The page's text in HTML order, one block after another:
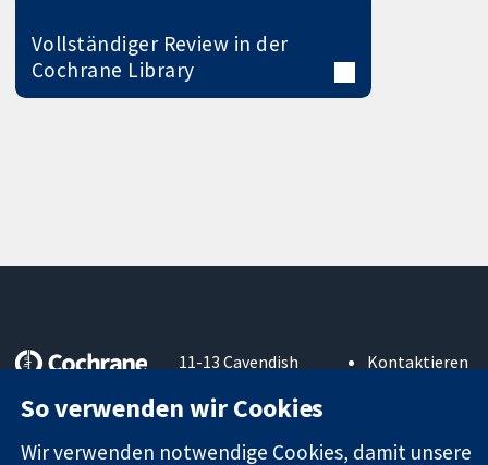
Vollständiger Review in der
Cochrane Library
Zuverlässige
Informierte
11-13 Cavendish
London
Vereinigtes
Kontaktieren
Über uns
So verwenden wir Cookies
Wir verwenden notwendige Cookies, damit unsere